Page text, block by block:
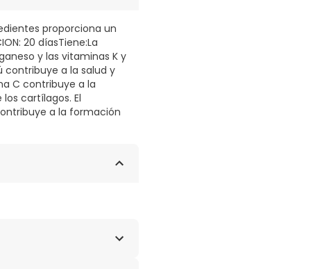
proporciona un
20 díasTiene:La
y las vitaminas K y
contribuye a la salud y
C contribuye a la
cartílagos. El
a la formación